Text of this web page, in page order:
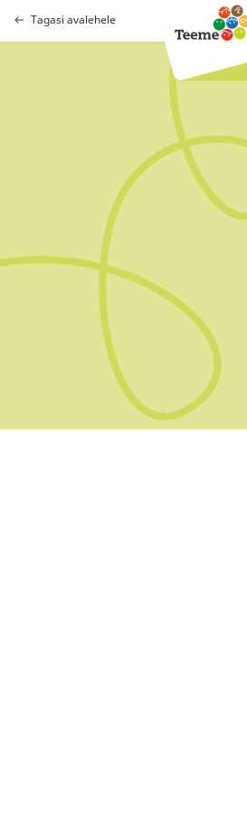
Tagasi avalehele